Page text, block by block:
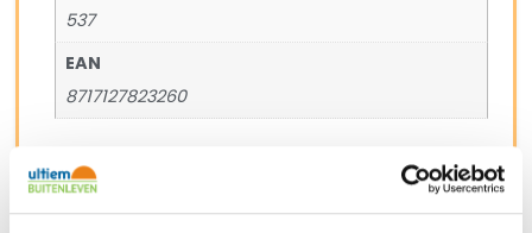
537
EAN
8717127823260